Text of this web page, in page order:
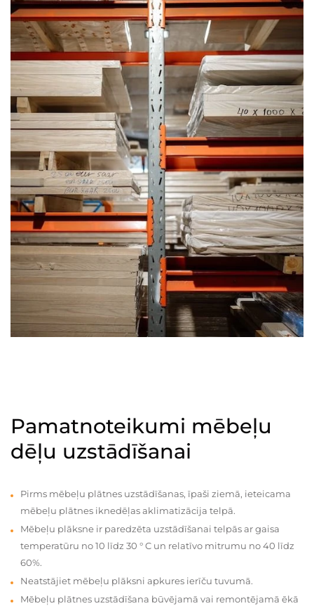
Pamatnoteikumi mēbeļu
dēļu uzstādīšanai
Pirms mēbeļu plātnes uzstādīšanas, īpaši ziemā, ieteicama
mēbeļu plātnes iknedēļas aklimatizācija telpā.
Mēbeļu plāksne ir paredzēta uzstādīšanai telpās ar gaisa
temperatūru no 10 līdz 30 ° C un relatīvo mitrumu no 40 līdz
60%.
Neatstājiet mēbeļu plāksni apkures ierīču tuvumā.
Mēbeļu plātnes uzstādīšana būvējamā vai remontējamā ēkā